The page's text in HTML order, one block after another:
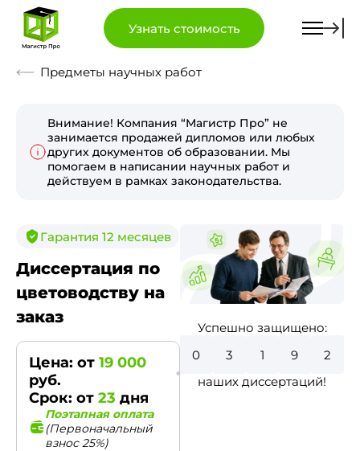
Узнать стоимость
Предметы научных работ
Внимание! Компания “Магистр Про” не
занимается продажей дипломов или любых
других документов об образовании. Мы
помогаем в написании научных работ и
действуем в рамках законодательства.
Гарантия 12 месяцев
Диссертация по
цветоводству на
заказ
Цена: от 19 000
руб.
Срок: от 23 дня
Поэтапная оплата
(Первоначальный
взнос 25%)
Успешно защищено:
0
5
6
3
0
наших диссертаций!